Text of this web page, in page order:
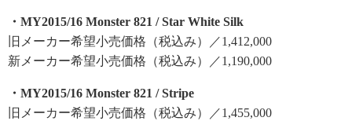
・MY2015/16 Monster 821 / Star White Silk
旧メーカー希望小売価格（税込み）／1,412,000
新メーカー希望小売価格（税込み）／1,190,000
・MY2015/16 Monster 821 / Stripe
旧メーカー希望小売価格（税込み）／1,455,000